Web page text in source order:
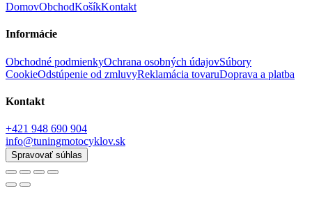
DomovObchodKošíkKontakt
Informácie
Obchodné podmienkyOchrana osobných údajovSúbory
CookieOdstúpenie od zmluvyReklamácia tovaruDoprava a platba
Kontakt
+421 948 690 904
info@tuningmotocyklov.sk
Spravovať súhlas